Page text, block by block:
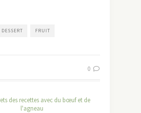
DESSERT FRUIT
0
des recettes avec du bœuf et de
l'agneau